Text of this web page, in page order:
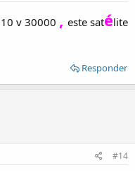
v 30000 , este satélite
Responder
#14